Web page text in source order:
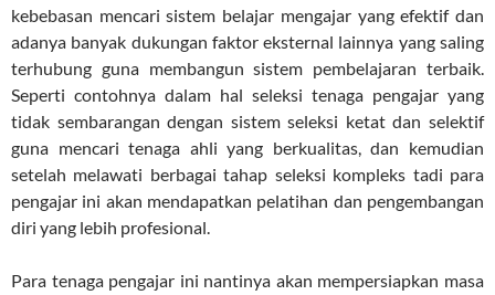
kebebasan mencari sistem belajar mengajar yang efektif dan
adanya banyak dukungan faktor eksternal lainnya yang saling
terhubung guna membangun sistem pembelajaran terbaik.
Seperti contohnya dalam hal seleksi tenaga pengajar yang
tidak sembarangan dengan sistem seleksi ketat dan selektif
guna mencari tenaga ahli yang berkualitas, dan kemudian
setelah melawati berbagai tahap seleksi kompleks tadi para
pengajar ini akan mendapatkan pelatihan dan pengembangan
diri yang lebih profesional.
Para tenaga pengajar ini nantinya akan mempersiapkan masa